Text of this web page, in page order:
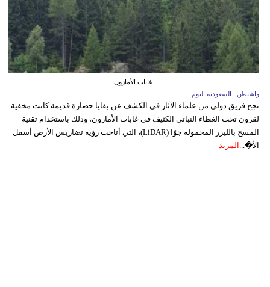
غابات الأمازون
واشنطن ـ السعودية اليوم
نجح فريق دولي من علماء الآثار في الكشف عن بقايا حضارة قديمة كانت مخفية
لقرون تحت الغطاء النباتي الكثيف في غابات الأمازون، وذلك باستخدام تقنية
المسح بالليزر المحمولة جوًا (LiDAR)، التي أتاحت رؤية تضاريس الأرض أسفل
الأ�... المزيد